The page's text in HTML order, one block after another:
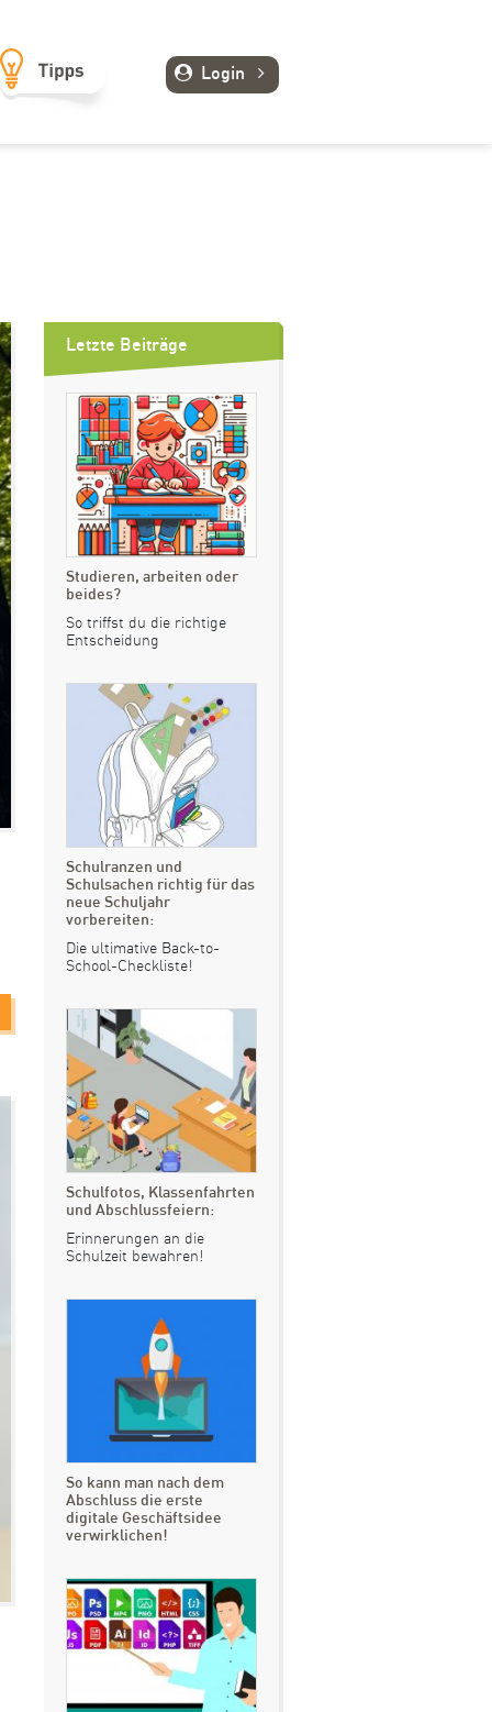
Login
Letzte Beiträge
Studieren, arbeiten oder
beides?
So triffst du die richtige
Entscheidung
Schulranzen und
Schulsachen richtig für das
neue Schuljahr
vorbereiten:
Die ultimative Back-to-
School-Checkliste!
Schulfotos, Klassenfahrten
und Abschlussfeiern:
Erinnerungen an die
Schulzeit bewahren!
So kann man nach dem
Abschluss die erste
digitale Geschäftsidee
verwirklichen!